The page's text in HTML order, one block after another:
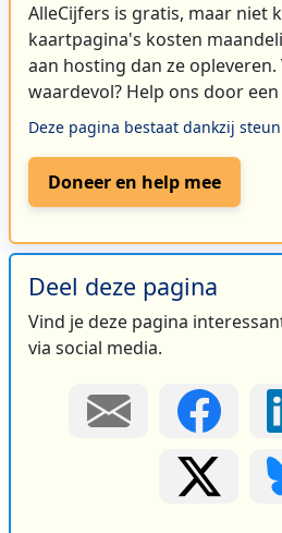
AlleCijfers is gratis, maar niet
kaartpagina's kosten
aan hosting dan ze
waardevol? Help ons door een
Deze pagina bestaat dankzij
Doneer en help mee
Deel deze pagina
Vind je deze pagina
via social media.